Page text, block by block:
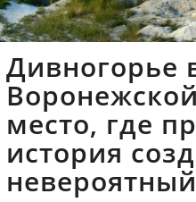
Дивногорье
место, где
история